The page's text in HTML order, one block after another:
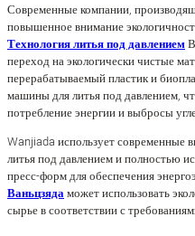
Современные компании,
повышенное внимание
Технология литья под давлением
переход на экологически чистые
перерабатываемый пластик и
машины для литья под давлением,
потребление энергии и выбросы
Wanjiada использует современные
литья под давлением и полностью
пресс-форм для обеспечения
Ваньцзядаможет использовать
сырье в соответствии с